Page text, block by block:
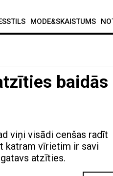
MODE&SKAISTUMS
baidās
viņi visādi cenšas radīt
katram vīrietim ir savi
atzīties.